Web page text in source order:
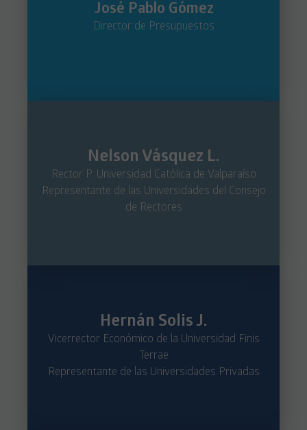
José Pablo Gómez
Director de Presupuestos
Nelson Vásquez L.
Rector P. Universidad Católica de Valparaíso
Representante de las Universidades del Consejo
de Rectores
Hernán Solis J.
Vicerrector Económico de la Universidad Finis
Terrae
Representante de las Universidades Privadas